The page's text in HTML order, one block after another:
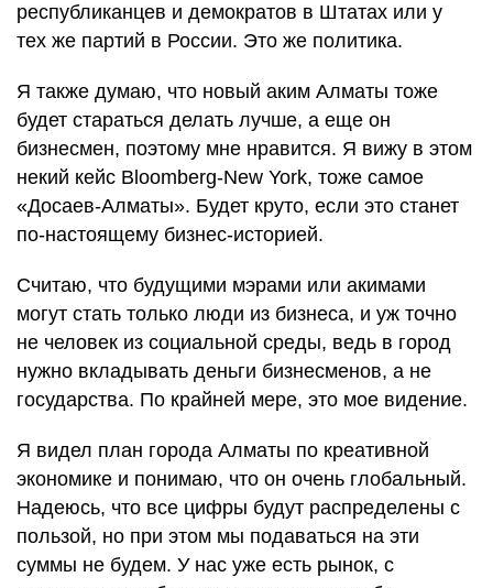
республиканцев и демократов в Штатах или у
тех же партий в России. Это же политика.
Я также думаю, что новый аким Алматы тоже
будет стараться делать лучше, а еще он
бизнесмен, поэтому мне нравится. Я вижу в этом
некий кейс Bloomberg-New York, тоже самое
«Досаев-Алматы». Будет круто, если это станет
по-настоящему бизнес-историей.
Считаю, что будущими мэрами или акимами
могут стать только люди из бизнеса, и уж точно
не человек из социальной среды, ведь в город
нужно вкладывать деньги бизнесменов, а не
государства. По крайней мере, это мое видение.
Я видел план города Алматы по креативной
экономике и понимаю, что он очень глобальный.
Надеюсь, что все цифры будут распределены с
пользой, но при этом мы подаваться на эти
суммы не будем. У нас уже есть рынок, с